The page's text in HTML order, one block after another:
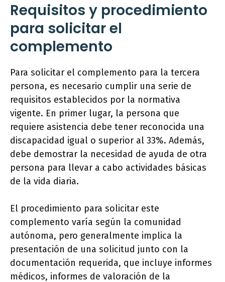
Requisitos y procedimiento
para solicitar el
complemento
Para solicitar el complemento para la tercera
persona, es necesario cumplir una serie de
requisitos establecidos por la normativa
vigente. En primer lugar, la persona que
requiere asistencia debe tener reconocida una
discapacidad igual o superior al 33%. Además,
debe demostrar la necesidad de ayuda de otra
persona para llevar a cabo actividades básicas
de la vida diaria.
El procedimiento para solicitar este
complemento varía según la comunidad
autónoma, pero generalmente implica la
presentación de una solicitud junto con la
documentación requerida, que incluye informes
médicos, informes de valoración de la